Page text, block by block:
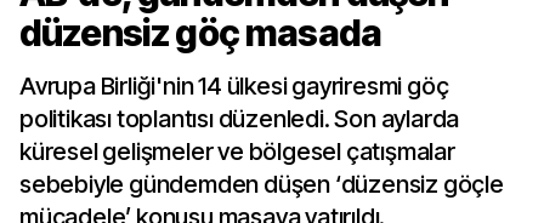
düzensiz göç masada
Avrupa Birliği'nin 14 ülkesi gayriresmi göç
politikası toplantısı düzenledi. Son aylarda
küresel gelişmeler ve bölgesel çatışmalar
sebebiyle gündemden düşen ‘düzensiz göçle
mücadele’ konusu masaya yatırıldı.